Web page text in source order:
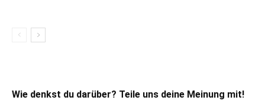
Wie denkst du darüber? Teile uns deine Meinung mit!